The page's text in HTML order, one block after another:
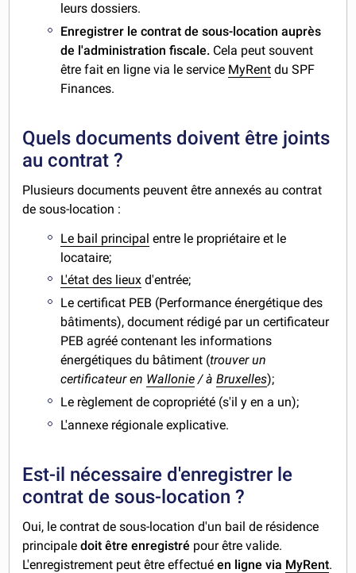
leurs dossiers.
Enregistrer le contrat de sous-location auprès
de l'administration fiscale. Cela peut souvent
être fait en ligne via le service MyRent du SPF
Finances.
Quels documents doivent être joints
au contrat ?
Plusieurs documents peuvent être annexés au contrat
de sous-location :
Le bail principal entre le propriétaire et le
locataire;
L'état des lieux d'entrée;
Le certificat PEB (Performance énergétique des
bâtiments), document rédigé par un certificateur
PEB agréé contenant les informations
énergétiques du bâtiment (trouver un
certificateur en Wallonie/ àBruxelles);
Le règlement de copropriété (s'il y en a un);
L'annexe régionale explicative.
Est-il nécessaire d'enregistrer le
contrat de sous-location ?
Oui, le contrat de sous-location d'un bail de résidence
principaledoit être enregistré pour être valide.
L'enregistrement peut être effectuéen ligne via MyRent.